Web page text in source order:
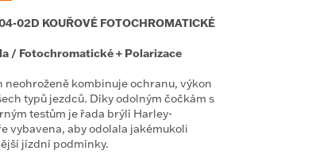
02D KOUŘOVÉ FOTOCHROMATICKÉ
/ Fotochromatické + Polarizace
kombinuje ochranu, výkon
typů jezdců. Díky odolným čočkám s
testům je řada brýlí Harley-
vybavena, aby odolala jakémukoli
jízdní podmínky.